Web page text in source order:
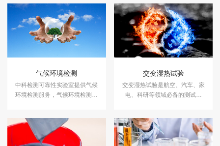
气候环境检测
中科检测可靠性实验室提供气候
环境检测服务，气候环境检测设
箱，温度冲击试验箱等，能满足
各种产品的气候环境检测需求。
交变湿热试验
交变湿热试验是航空、汽车、家
电、科研等领域必备的测试项
温、交变湿热度或恒定试验的温
度环境变化后的参数及性能。